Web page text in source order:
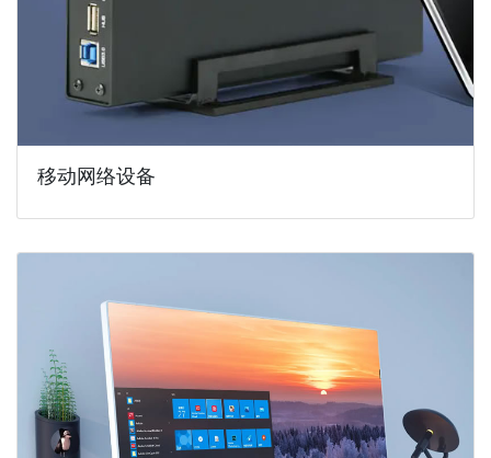
移动网络设备